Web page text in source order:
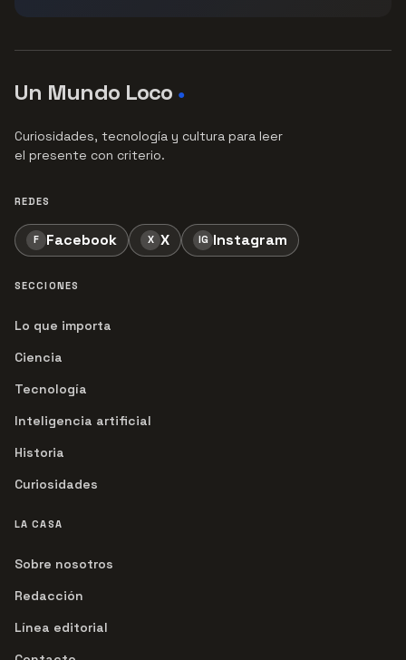
Un Mundo Loco ●
Curiosidades, tecnología y cultura para leer
el presente con criterio.
REDES
F Facebook X X IG Instagram
SECCIONES
Lo que importa
Ciencia
Tecnología
Inteligencia artificial
Historia
Curiosidades
LA CASA
Sobre nosotros
Redacción
Línea editorial